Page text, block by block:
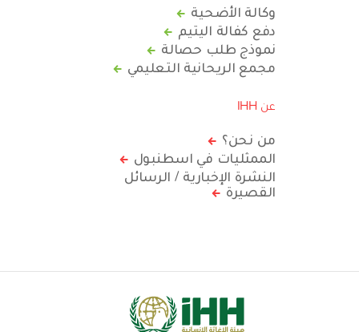
وكالة الأضحية
دفع كفالة اليتيم
نموذج طلب حصالة
مجمع الريحانية التعليمي
عن IHH
من نحن؟
الممثليات في اسطنبول
النشرة الإخبارية / الرسائل
القصيرة